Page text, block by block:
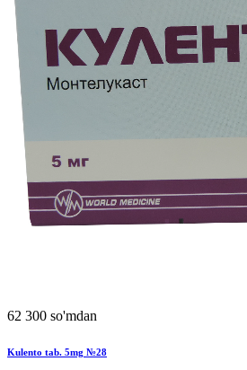
62 300 so'mdan
Kulento tab. 5mg №28